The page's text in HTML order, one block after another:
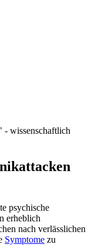
- wissenschaftlich
psychische
erheblich
nach verlässlichen
Symptome zu